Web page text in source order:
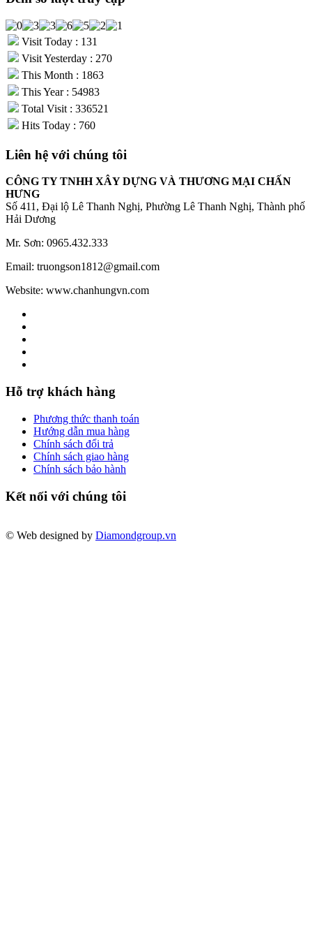
Visit Today : 131
Visit Yesterday : 270
This Month : 1863
This Year : 54983
Total Visit : 336521
Hits Today : 760
Liên hệ với chúng tôi
CÔNG TY TNHH XÂY DỰNG VÀ THƯƠNG MẠI CHẤN
HƯNG
Số 411, Đại lộ Lê Thanh Nghị, Phường Lê Thanh Nghị, Thành phố
Hải Dương
Mr. Sơn: 0965.432.333
Email: truongson1812@gmail.com
Website: www.chanhungvn.com
Hỗ trợ khách hàng
Phương thức thanh toán
Hướng dẫn mua hàng
Chính sách đổi trả
Chính sách giao hàng
Chính sách bảo hành
Kết nối với chúng tôi
© Web designed by Diamondgroup.vn